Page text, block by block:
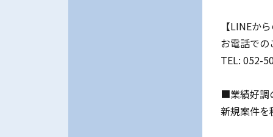
【LINEか
お電話で
TEL: 052-
■業績好調
新規案件を